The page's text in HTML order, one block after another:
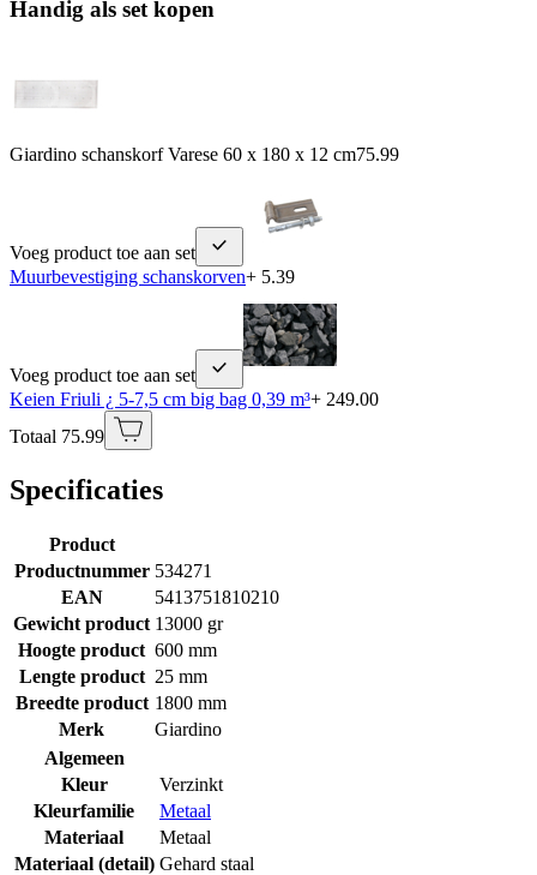
Handig als set kopen
Giardino schanskorf Varese 60 x 180 x 12 cm75.99
Voeg product toe aan set
Muurbevestiging schanskorven+ 5.39
Voeg product toe aan set
Keien Friuli ¿ 5-7,5 cm big bag 0,39 m³+ 249.00
Totaal 75.99
Specificaties
Product
Productnummer 534271
EAN
5413751810210
Gewicht product 13000 gr
Hoogte product 600 mm
Lengte product 25 mm
Breedte product 1800 mm
Merk
Giardino
Algemeen
Kleur
Verzinkt
Kleurfamilie
Metaal
Materiaal
Metaal
Materiaal (detail) Gehard staal